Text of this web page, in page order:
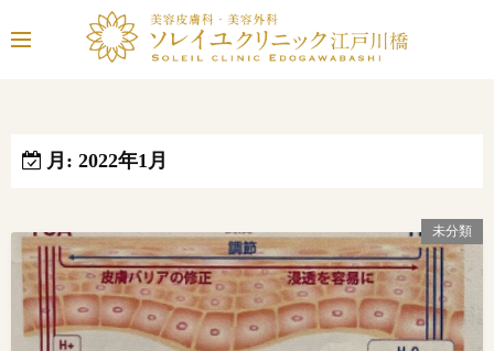
ン
月: 2022年1月
未分類